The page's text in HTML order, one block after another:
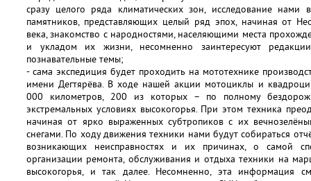
сразу целого ряда климатических зон, исследование
памятников, представляющих целый ряд эпох, начиная от
века, знакомство с народностями, населяющими места
и укладом их жизни, несомненно заинтересуют
познавательные темы;
- сама экспедиция будет проходить на мототехнике
имени Дегтярёва. В ходе нашей акции мотоциклы и
000 километров, 200 из которых – по полному
экстремальных условиях высокогорья. При этом техника
начиная от ярко выраженных субтропиков с их
снегами. По ходу движения техники нами будут собираться
возникающих неисправностях и их причинах, о самой
организации ремонта, обслуживания и отдыха техники на
высокогорья, и так далее. Несомненно, эта информация